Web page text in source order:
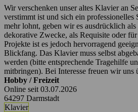
Wir verschenken unser altes Klavier an
verstimmt ist und sich ein
mehr lohnt, geben wir es ausdrücklich
dekorative Zwecke, als Requisite oder
Projekte ist es jedoch hervorragend
Blickfang. Das Klavier muss selbst
werden (bitte entsprechende Tragehilfe
mitbringen). Bei Interesse freuen wir uns
Hobby / Freizeit
Online seit 03.07.2026
64297 Darmstadt
Klavier